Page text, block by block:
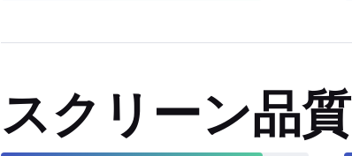
スクリーン品質